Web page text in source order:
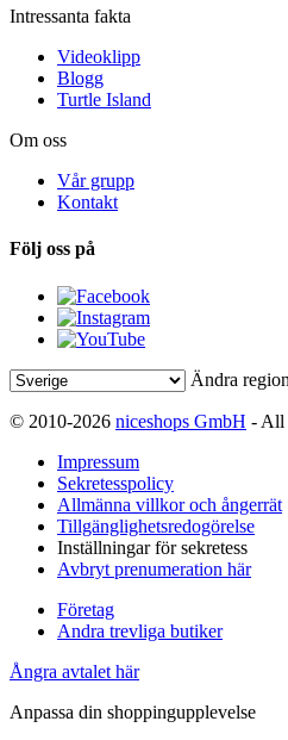
Intressanta fakta
Videoklipp
Blogg
Turtle Island
Om oss
Vår grupp
Kontakt
Följ oss på
Ändra
© 2010-2026 niceshops GmbH - All
Impressum
Sekretesspolicy
Allmänna villkor och ångerrät
Tillgänglighetsredogörelse
Inställningar för sekretess
Avbryt prenumeration här
Företag
Andra trevliga butiker
Ångra avtalet här
Anpassa din shoppingupplevelse